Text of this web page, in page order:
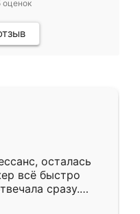
оценок
осталась
всё быстро
сразу.
подошёл к